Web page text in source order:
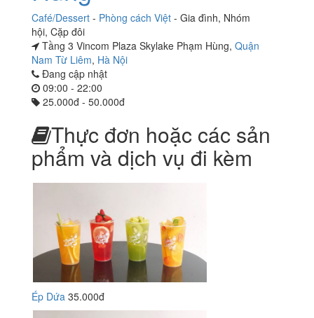
Café/Dessert - Phòng cách Việt - Gia đình, Nhóm
hội, Cặp đôi
Tầng 3 Vincom Plaza Skylake Phạm Hùng, Quận
Nam Từ Liêm, Hà Nội
Đang cập nhật
09:00 - 22:00
25.000đ - 50.000đ
Thực đơn hoặc các sản
phẩm và dịch vụ đi kèm
Ép Dứa 35.000đ